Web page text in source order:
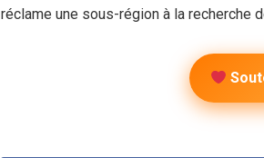
réclame une sous-région à la recherche